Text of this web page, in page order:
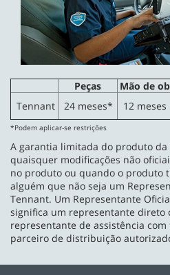
Peças Mão de
Tennant
24 meses* 12 meses
*Podem aplicar-se restrições
A garantia limitada do produto
quaisquer modificações não
no produto ou quando o produto
alguém que não seja um
Tennant. Um Representante
significa um representante direto
representante de assistência
parceiro de distribuição